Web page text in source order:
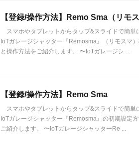
【登録/操作方法】Remo Sma（リモス
スマホやタブレットからタップ&スライドで簡単
IoTガレージシャッター『Remosma』（リモスマ
と操作方法をご紹介します。 〜IoTガレージシ ...
【登録/操作方法】Remo Sma
スマホやタブレットからタップ&スライドで簡単
IoTガレージシャッター『Remosma』の初期設定
ご紹介します。 〜IoTガレージシャッターRe ...